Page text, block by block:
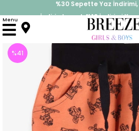
%30 Sepette Yaz İndirimi,
İndirimlere ek %10 İndirimi
Menu
Anasayfa Alt Giyim Eşofman
%41